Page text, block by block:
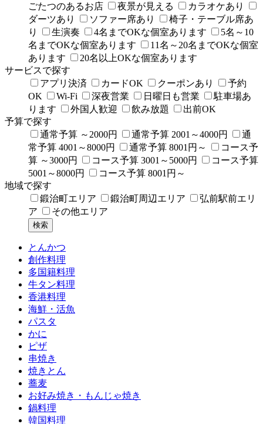
ごたつのあるお店
夜景が見える
カラオケあり
ダーツあり
ソファー席あり
椅子・テーブル席あ
り
生演奏 4名までOKな個室あります
5名～10
名までOKな個室あります
11名～20名までOKな個室
あります
20名以上OKな個室あります
サービスで探す
アプリ決済
カードOK クーポンあり
予約
OK
Wi-Fi 深夜営業 日曜日も営業
駐車場あ
ります
外国人歓迎 飲み放題
出前OK
予算で探す
通常予算 ～2000円
通常予算 2001～4000円
通
常予算 4001～8000円
通常予算 8001円～
コース予
算 ～3000円
コース予算 3001～5000円
コース予算
5001～8000円
コース予算 8001円～
地域で探す
鍛治町エリア
鍛治町周辺エリア
弘前駅前エリ
ア
その他エリア
とんかつ
創作料理
多国籍料理
牛タン料理
香港料理
海鮮・活魚
パスタ
かに
ピザ
串焼き
焼きとん
蕎麦
お好み焼き・もんじゃ焼き
鍋料理
韓国料理